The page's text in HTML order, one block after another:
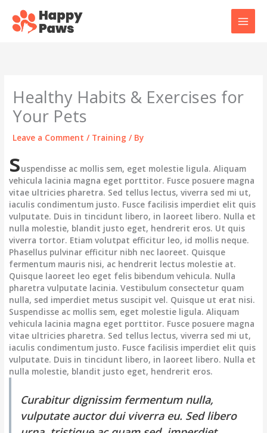
content
Healthy Habits & Exercises for
Your Pets
Leave a Comment / Training / By
suspendisse ac mollis sem, eget molestie ligula. Aliquam
vehicula lacinia magna eget porttitor. Fusce posuere magna
vitae ultricies pharetra. Sed tellus lectus, viverra sed mi ut,
iaculis condimentum justo. Fusce facilisis imperdiet elit quis
vulputate. Duis in tincidunt libero, in laoreet libero. Nulla et
nulla molestie, blandit justo eget, hendrerit eros. Ut quis
viverra tortor. Etiam volutpat efficitur leo, id mollis neque.
Phasellus pulvinar efficitur nibh nec laoreet. Quisque
fermentum mauris nisi, ac hendrerit lectus molestie at.
Quisque laoreet leo eget felis bibendum vehicula. Nulla
pharetra vulputate lacinia. Vestibulum consectetur quam
nulla, sed imperdiet metus suscipit vel. Quisque ut erat nisi.
Suspendisse ac mollis sem, eget molestie ligula. Aliquam
vehicula lacinia magna eget porttitor. Fusce posuere magna
vitae ultricies pharetra. Sed tellus lectus, viverra sed mi ut,
iaculis condimentum justo. Fusce facilisis imperdiet elit quis
vulputate. Duis in tincidunt libero, in laoreet libero. Nulla et
nulla molestie, blandit justo eget, hendrerit eros.
Curabitur dignissim fermentum nulla,
vulputate auctor dui viverra eu. Sed libero